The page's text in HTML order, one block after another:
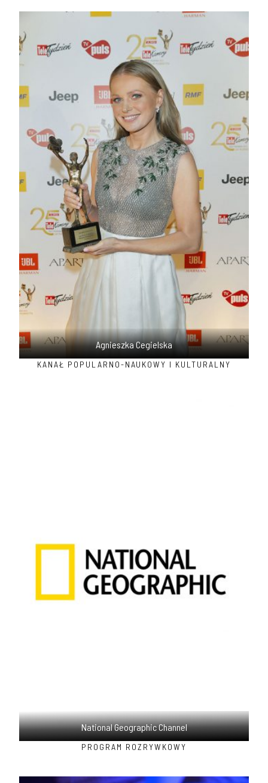
Agnieszka Cegielska
KANAŁ POPULARNO-NAUKOWY I KULTURALNY
National Geographic Channel
PROGRAM ROZRYWKOWY